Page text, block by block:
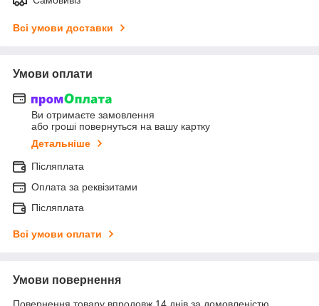
Всі умови доставки
Умови оплати
Ви отримаєте замовлення
або гроші повернуться на вашу картку
Детальніше
Післяплата
Оплата за реквізитами
Післяплата
Всі умови оплати
Умови повернення